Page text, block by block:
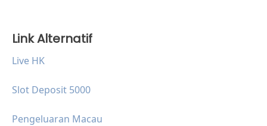
Link Alternatif
Live HK
Slot Deposit 5000
Pengeluaran Macau